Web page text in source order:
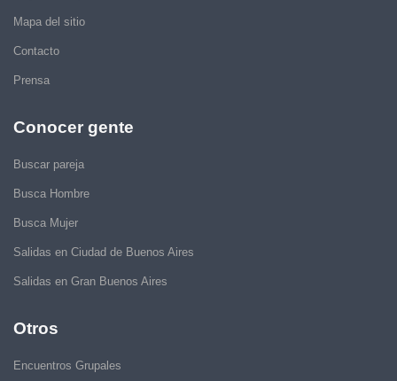
Mapa del sitio
Contacto
Prensa
Conocer gente
Buscar pareja
Busca Hombre
Busca Mujer
Salidas en Ciudad de Buenos Aires
Salidas en Gran Buenos Aires
Otros
Encuentros Grupales